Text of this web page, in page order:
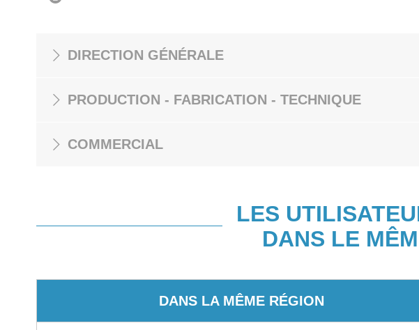
DIRECTION GÉNÉRALE
PRODUCTION - FABRICATION - TECHNIQUE
COMMERCIAL
LES
DANS LE
DANS LA MÊME RÉGION